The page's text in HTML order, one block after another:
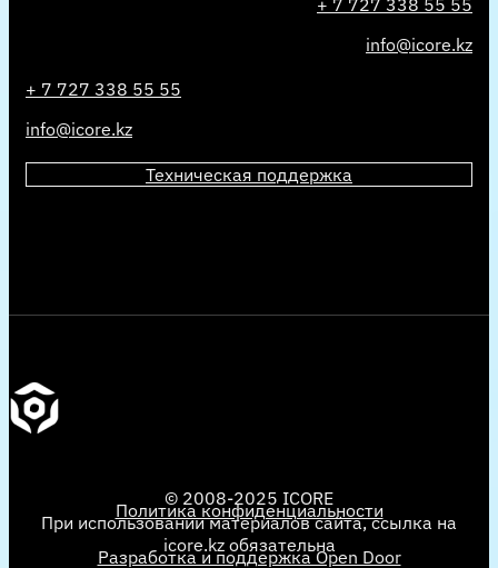
+ 7 727 338 55 55
info@icore.kz
+ 7 727 338 55 55
info@icore.kz
Техническая поддержка
© 2008-2025 ICORE
Политика конфиденциальности
При использовании материалов сайта, ссылка на
icore.kz обязательна
Разработка и поддержка Open Door